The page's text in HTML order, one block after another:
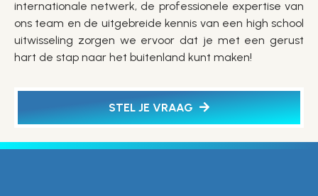
internationale netwerk, de professionele expertise van
ons team en de uitgebreide kennis van een high school
uitwisseling zorgen we ervoor dat je met een gerust
hart de stap naar het buitenland kunt maken!
STEL JE VRAAG